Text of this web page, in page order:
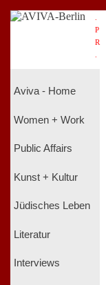
P
R
Aviva - Home
Women + Work
Public Affairs
Kunst + Kultur
Jüdisches Leben
Literatur
Interviews